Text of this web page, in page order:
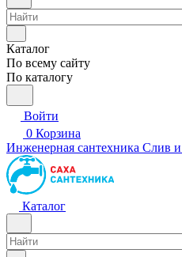
Каталог
По всему сайту
По каталогу
Войти
0 Корзина
Инженерная сантехника Слив и
Каталог